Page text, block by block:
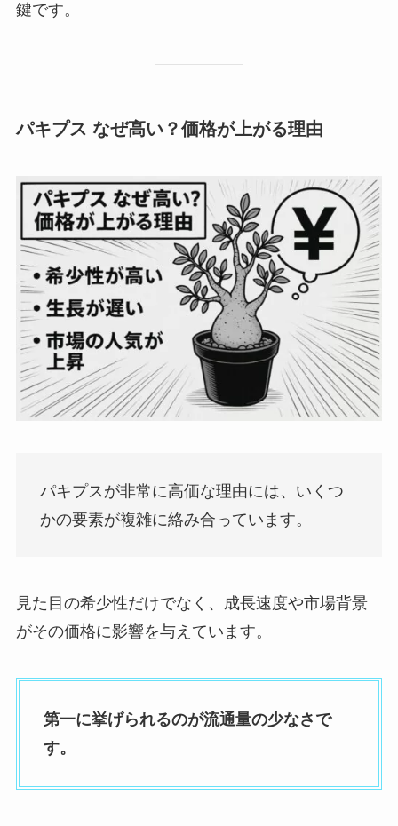
鍵です。
パキプス なぜ高い？価格が上がる理由
パキプスが非常に高価な理由には、いくつ
かの要素が複雑に絡み合っています。
見た目の希少性だけでなく、成長速度や市場背景
がその価格に影響を与えています。
第一に挙げられるのが流通量の少なさで
す。